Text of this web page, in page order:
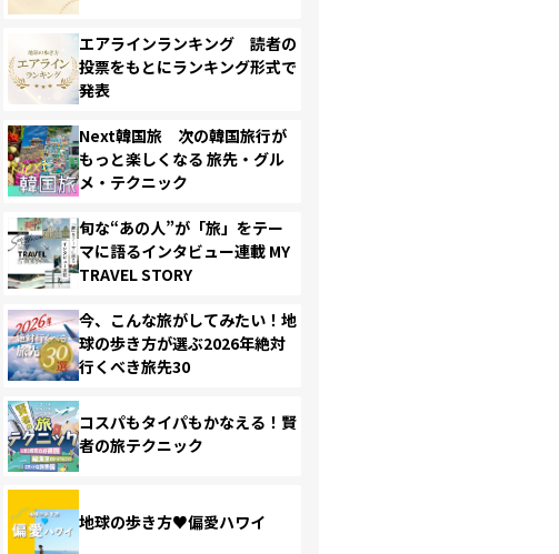
エアラインランキング 読者の
投票をもとにランキング形式で
発表
Next韓国旅 次の韓国旅行が
もっと楽しくなる 旅先・グル
メ・テクニック
旬な“あの人”が「旅」をテー
マに語るインタビュー連載 MY
TRAVEL STORY
今、こんな旅がしてみたい！地
球の歩き方が選ぶ2026年絶対
行くべき旅先30
コスパもタイパもかなえる！賢
者の旅テクニック
地球の歩き方♥偏愛ハワイ